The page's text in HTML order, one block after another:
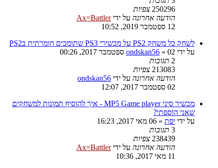
250296 צפיות
הודעה אחרונה על ידיAx=Battler
12 ספטמבר 2019, 10:52
לשחק כל משחק PS2 על מכשירי PS3 שתומכים חומרתית בPS2
על ידי
ondskan56 » 02 ספטמבר 2017, 00:26
2 תגובות
213083 צפיות
הודעה אחרונה על ידי ondskan56
02 ספטמבר 2017, 12:07
מכשיר סיני MP5 Game player - איך להוסיף תמונות למשחקים
שאני הוספתי?
על ידי יפת » 06 מאי 2017, 16:23
3 תגובות
238439 צפיות
הודעה אחרונה על ידיAx=Battler
11 מאי 2017, 10:36